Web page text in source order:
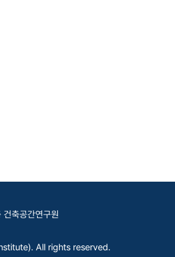
축공간연구원
All rights reserved.